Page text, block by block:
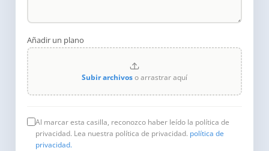
Añadir un plano
Subir archivoso arrastrar aquí
Al marcar esta casilla, reconozco haber leído la política de
privacidad. Lea nuestra política de privacidad. política de
privacidad.